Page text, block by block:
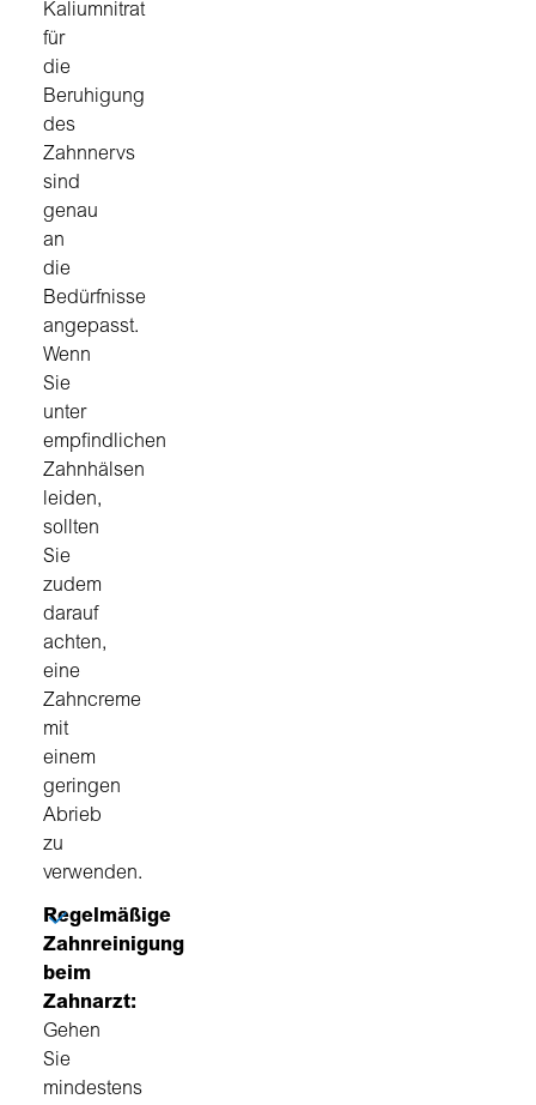
Kaliumnitrat
für
die
Beruhigung
des
Zahnnervs
sind
genau
an
die
Bedürfnisse
angepasst.
Wenn
Sie
unter
empfindlichen
Zahnhälsen
leiden,
sollten
Sie
zudem
darauf
achten,
eine
Zahncreme
mit
einem
geringen
Abrieb
zu
verwenden.
Regelmäßige
Zahnreinigung
beim
Zahnarzt:
Gehen
Sie
mindestens